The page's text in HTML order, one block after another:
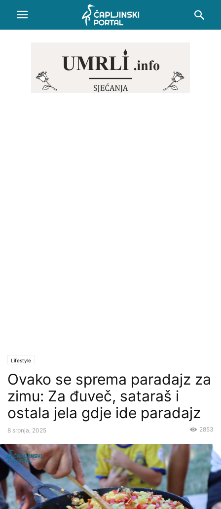
Lifestyle
Ovako se sprema paradajz za
zimu: Za đuveč, sataraš i
ostala jela gdje ide paradajz
8 srpnja, 2025 2853